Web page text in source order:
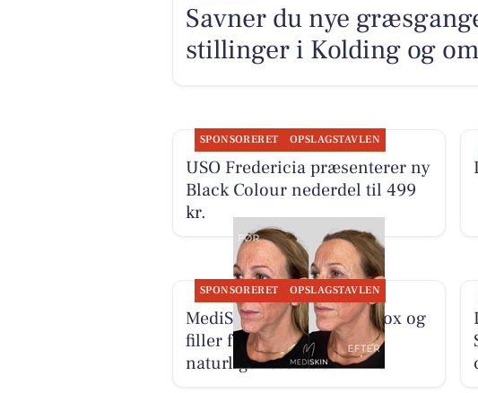
Savner du nye
stillinger i Kolding og
SPONSORERET OPSLAGSTAVLEN
USO Fredericia præsenterer ny
Black Colour nederdel til 499
kr.
SPONSORERET OPSLAGSTAVLEN
MediSkin kombinerer botox og
filler for harmoniske og
naturlige resultater